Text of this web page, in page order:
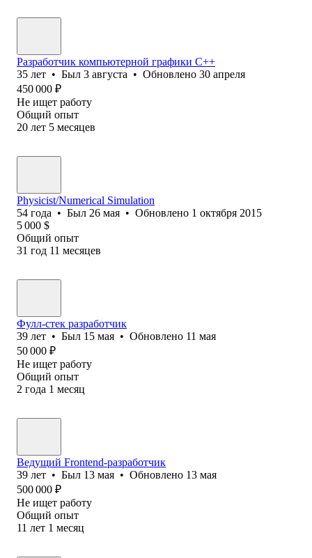
Разработчик компьютерной графики С++
35 лет • Был 3 августа • Обновлено 30 апреля
450 000 ₽
Не ищет работу
Общий опыт
20 лет 5 месяцев
Physicist/Numerical Simulation
54 года • Был 26 мая • Обновлено 1 октября 2015
5 000 $
Общий опыт
31 год 11 месяцев
Фулл-стек разработчик
39 лет • Был 15 мая • Обновлено 11 мая
50 000 ₽
Не ищет работу
Общий опыт
2 года 1 месяц
Ведущий Frontend-разработчик
39 лет • Был 13 мая • Обновлено 13 мая
500 000 ₽
Не ищет работу
Общий опыт
11 лет 1 месяц